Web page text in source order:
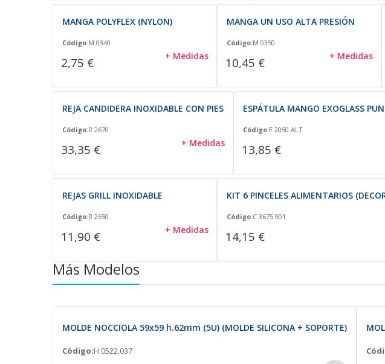
MANGA POLYFLEX (NYLON)
Código:M 0340
2,75 € + Medidas
MANGA UN USO ALTA PRESIÓN
Código:M 0350
10,45 € + Medidas
REJA CANDIDERA INOXIDABLE CON PIES
Código:R 2670
33,35 € + Medidas
ESPÁTULA MANGO EXOGLASS
Código:E 2050.ALT
13,85 €
REJAS GRILL INOXIDABLE
Código:R 2650
11,90 € + Medidas
KIT 6 PINCELES ALIMENTARIOS
Código:C 3675.901
14,15 €
Más Modelos
MOLDE NOCCIOLA 59x59 h.62mm (5U) (MOLDE SILICONA + SOPORTE)
Código:H 0522.037